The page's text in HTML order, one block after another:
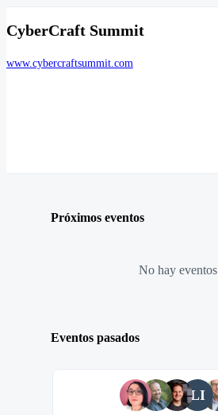
CyberCraft Summit
www.cybercraftsummit.com
Próximos eventos
No hay eventos
Eventos pasados
LI